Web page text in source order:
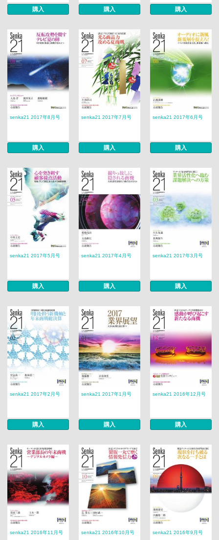
購入 購入 購入
senka21 2017年8月号
購入
senka21 2017年7月号
購入
senka21 2017年6月号
購入
senka21 2017年5月号
購入
senka21 2017年4月号
購入
senka21 2017年3月号
購入
senka21 2017年2月号
購入
senka21 2017年1月号
購入
senka21 2016年12月号
購入
senka21 2016年11月号 senka21 2016年10月号 senka21 2016年9月号